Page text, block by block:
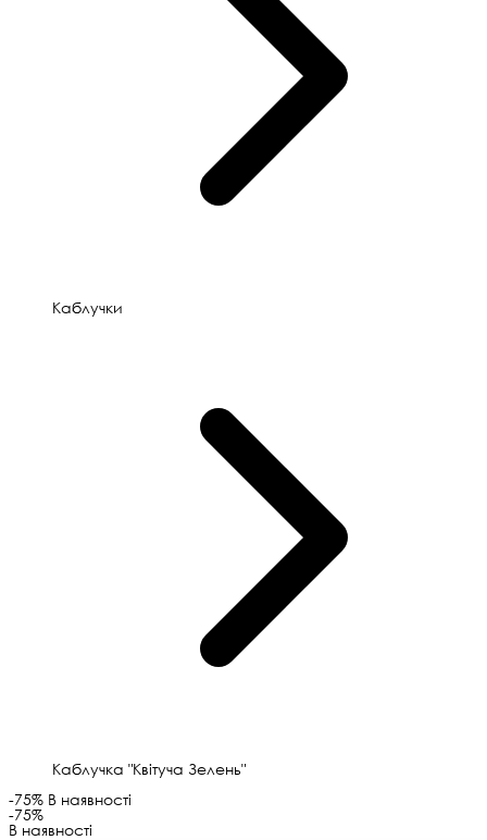
Каблучки
Каблучка "Квітуча Зелень"
-75% В наявності
-75%
В наявності